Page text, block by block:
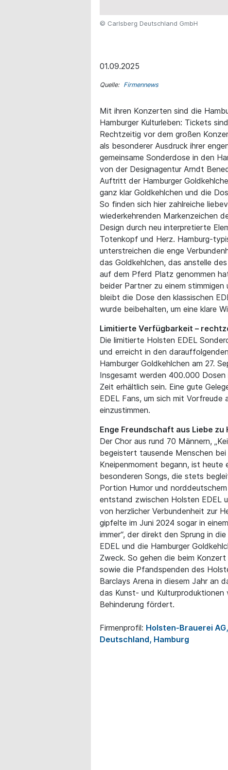
© Carlsberg Deutschland GmbH
01.09.2025
Quelle: Firmennews
Mit ihren Konzerten sind die
Hamburger Kulturleben: Tickets
Rechtzeitig vor dem großen
als besonderer Ausdruck ihrer
gemeinsame Sonderdose in den
von der Designagentur Arndt
Auftritt der Hamburger
ganz klar Goldkehlchen und die
So finden sich hier zahlreiche
wiederkehrenden Markenzeichen
Design durch neu interpretierte
Totenkopf und Herz. Hamburg-
unterstreichen die enge
das Goldkehlchen, das anstelle
auf dem Pferd Platz genommen
beider Partner zu einem
bleibt die Dose den klassischen
wurde beibehalten, um eine klare
Limitierte Verfügbarkeit –
Die limitierte Holsten EDEL
und erreicht in den
Hamburger Goldkehlchen am 27.
Insgesamt werden 400.000 Dosen
Zeit erhältlich sein. Eine gute
EDEL Fans, um sich mit Vorfreude
einzustimmen.
Enge Freundschaft aus Liebe zu
Der Chor aus rund 70 Männern,
begeistert tausende Menschen
Kneipenmoment begann, ist
besonderen Songs, die stets
Portion Humor und
entstand zwischen Holsten EDEL
von herzlicher Verbundenheit zur
gipfelte im Juni 2024 sogar in
immer“, der direkt den Sprung in
EDEL und die Hamburger
Zweck. So gehen die beim
sowie die Pfandspenden des
Barclays Arena in diesem Jahr an
das Kunst- und
Behinderung fördert.
Firmenprofil: Holsten-Brauerei
Deutschland, Hamburg